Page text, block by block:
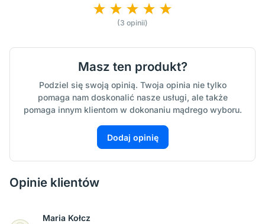
(3 opinii)
Masz ten produkt?
Podziel się swoją opinią. Twoja opinia nie tylko
pomaga nam doskonalić nasze usługi, ale także
pomaga innym klientom w dokonaniu mądrego wyboru.
Dodaj opinię
Opinie klientów
Maria Kołcz